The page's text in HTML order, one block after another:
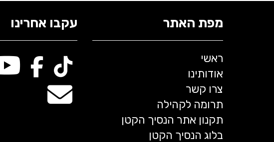
מפת האתר
ראשי
אודותינו
צרו קשר
תרומה לקהילה
תקנון אתר הנסיך הקטן
בלוג הנסיך הקטן
עקבו אחרינו